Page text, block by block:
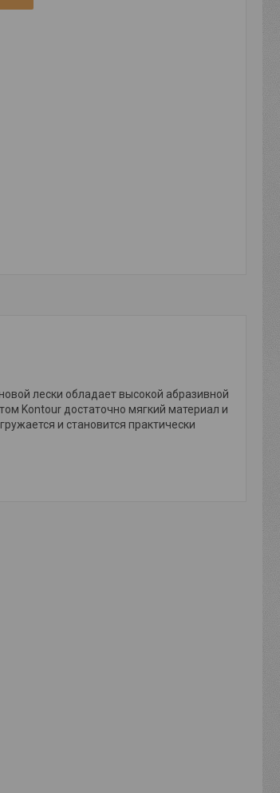
лески обладает высокой абразивной
Kontour достаточно мягкий материал и
и становится практически